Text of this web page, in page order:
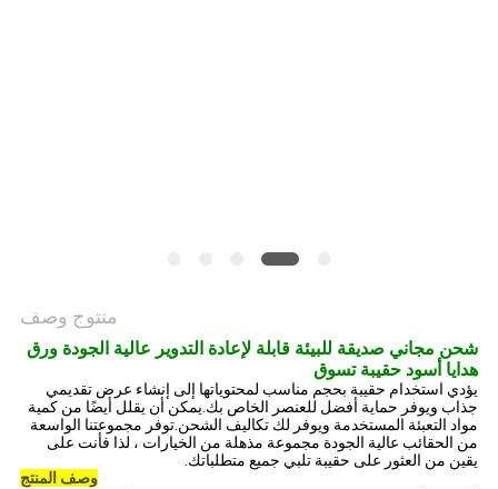
منتوج وصف
شحن مجاني صديقة للبيئة قابلة لإعادة التدوير عالية الجودة ورق
هدايا أسود حقيبة تسوق
يؤدي استخدام حقيبة بحجم مناسب لمحتوياتها إلى إنشاء عرض تقديمي
جذاب ويوفر حماية أفضل للعنصر الخاص بك.يمكن أن يقلل أيضًا من كمية
مواد التعبئة المستخدمة ويوفر لك تكاليف الشحن.توفر مجموعتنا الواسعة
من الحقائب عالية الجودة مجموعة مذهلة من الخيارات ، لذا فأنت على
يقين من العثور على حقيبة تلبي جميع متطلباتك.
وصف المنتج